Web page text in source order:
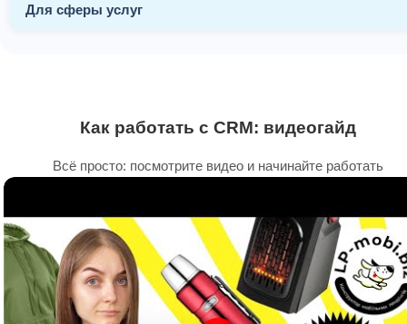
Для сферы услуг
Как работать с CRM: видеогайд
Всё просто: посмотрите видео и начинайте работать